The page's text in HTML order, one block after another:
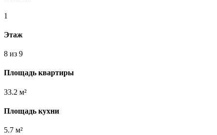
1
Этаж
8 из 9
Площадь квартиры
33.2 м²
Площадь кухни
5.7 м²